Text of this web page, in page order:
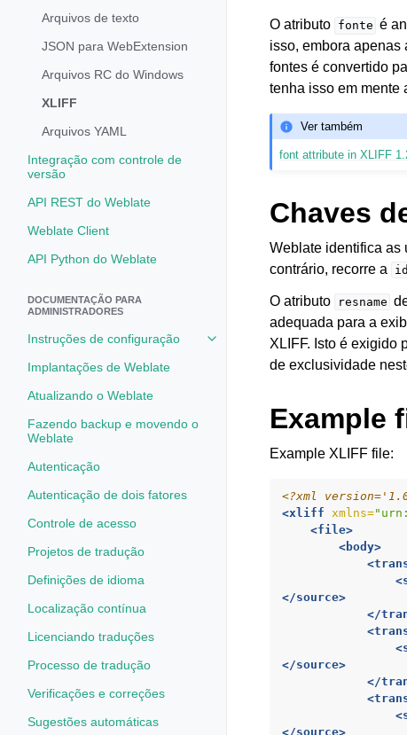
Arquivos de texto
JSON para WebExtension
Arquivos RC do Windows
XLIFF
Arquivos YAML
Integração com controle de
versão
API REST do Weblate
Weblate Client
API Python do Weblate
DOCUMENTAÇÃO PARA
ADMINISTRADORES
Instruções de configuração
Toggle navigation of Instruções
Implantações de Weblate
Atualizando o Weblate
Fazendo backup e movendo o
Weblate
Autenticação
Autenticação de dois fatores
Controle de acesso
Projetos de tradução
Definições de idioma
Localização contínua
Licenciando traduções
Processo de tradução
Verificações e correções
Sugestões automáticas
O atributo fonte é
isso, embora apenas
fontes é convertido
tenha isso em mente
Ver também
font attribute in XLIFF
Chaves
Weblate identifica as
contrário, recorre a
id
O atributo resname
adequada para a
XLIFF. Isto é exigido
de exclusividade
Example
Example XLIFF file:
<?xml
<xliff xmlns=
<file>
<body>
</source>
</
</source>
</
</source>